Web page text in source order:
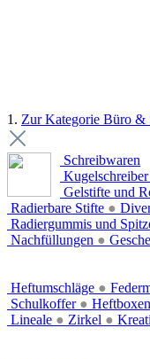
1. Zur Kategorie Büro &
Schreibwaren
Gelstifte und
Radierbare Stifte ●
Radiergummis und
Nachfüllungen ●
Heftumschläge ●
Schulkoffer ● Heftboxen
Lineale ● Zirkel ●